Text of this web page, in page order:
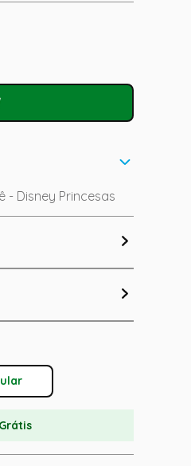
- Disney Princesas
Frete